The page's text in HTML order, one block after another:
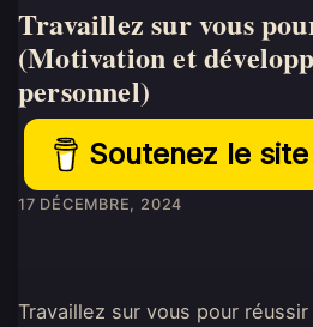
Travaillez sur vous
(Motivation et
personnel)
Soutenez le
17 DÉCEMBRE, 2024
Travaillez sur vous pour